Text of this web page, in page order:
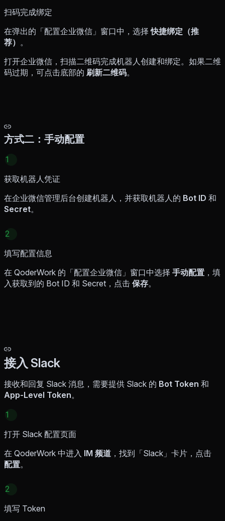
扫码完成绑定
在弹出的「配置企业微信」窗口中，选择快捷绑定（推
荐） 。
打开企业微信，扫描二维码完成机器人创建和绑定。如果二维
码过期，可点击底部的 刷新二维码。
方式二：手动配置
1
获取机器人凭证
在企业微信管理后台创建机器人，并获取机器人的 Bot ID 和
Secret。
2
填写配置信息
在 QoderWork 的「配置企业微信」窗口中选择 手动配置 ，填
入获取到的 Bot ID 和 Secret，点击 保存。
接入 Slack
接收和回复 Slack 消息，需要提供 Slack 的 Bot Token 和
App-Level Token。
1
打开 Slack 配置页面
在 QoderWork 中进入 IM 频道 ，找到「Slack」卡片，点击
配置。
2
填写 Token